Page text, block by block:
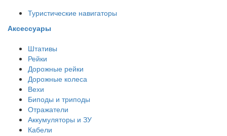
Туристические навигаторы
Аксессуары
Штативы
Рейки
Дорожные рейки
Дорожные колеса
Вехи
Биподы и триподы
Отражатели
Аккумуляторы и ЗУ
Кабели